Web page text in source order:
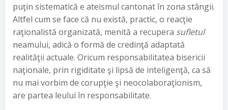
puţin sistematică e ateismul cantonat în zona stângii.
Altfel cum se face că nu există, practic, o reacţie
raţionalistă organizată, menită a recupera sufletul
neamului, adică o formă de credinţă adaptată
realităţii actuale. Oricum responsabilitatea bisericii
naţionale, prin rigiditate şi lipsă de inteligenţă, ca să
nu mai vorbim de corupţie şi neocolaboraţionism,
are partea leului în responsabilitate.